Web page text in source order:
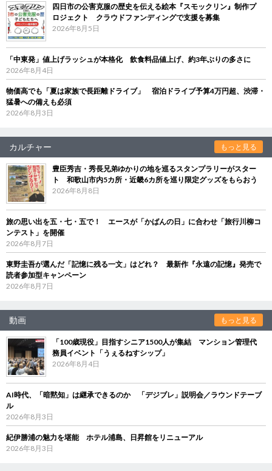
四日市の公害克服の歴史を伝える絵本『スモックリン』制作プ
ロジェクト クラウドファンディングで支援を募集
2026年8月5日
「中東発」値上げラッシュが本格化 飲食料品値上げ、約3年ぶりの多さに
2026年8月4日
物価高でも「夏は家族で長距離ドライブ」 宿泊ドライブ予算4万円超、渋滞・
猛暑への備えも必須
2026年8月3日
カルチャー もっと見る
豊臣秀吉・秀長兄弟ゆかりの地を巡るスタンプラリーがスター
ト 和歌山市内5カ所・近畿6カ所を巡り限定グッズをもらおう
2026年8月8日
旅の思い出を五・七・五で！ エースが「かばんの日」に合わせ「旅行川柳コ
ンテスト」を開催
2026年8月7日
東野圭吾が選んだ「記憶に残る一文」はどれ？ 最新作『永遠の記憶』発売で
読者参加型キャンペーン
2026年8月7日
動画 もっと見る
「100歳現役」目指すシニア1500人が集結 マンション管理代
務員イベント「うぇるねすシップ」
2026年8月4日
AI時代、「暗黙知」は継承できるのか 「デジブレ」説明会／ラウンドテーブ
ル
2026年8月3日
紀伊勝浦の魅力を堪能 ホテル浦島、日昇館をリニューアル
2026年8月3日